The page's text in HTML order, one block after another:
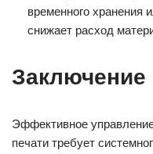
временного хранения
снижает расход
Заключение
Эффективное
печати требует